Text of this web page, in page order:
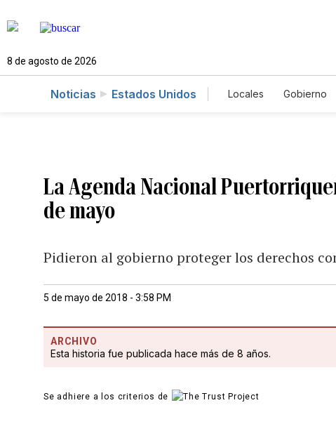
8 de agosto de 2026
Noticias Estados Unidos Locales Gobierno
La Agenda Nacional
de mayo
Pidieron al gobierno proteger los derechos
5 de mayo de 2018 - 3:58 PM
ARCHIVO
Esta historia fue publicada hace más de 8 años.
Se adhiere a los criterios de